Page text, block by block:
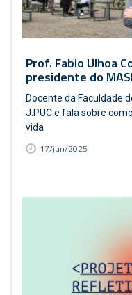
Prof. Fabio Ulhoa
presidente do
Docente da Faculdade
J.PUC e fala sobre
vida
17/jun/2025